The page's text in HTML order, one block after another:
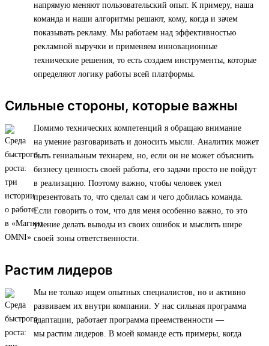
напрямую меняют пользовательский опыт. К примеру, наша
команда и наши алгоритмы решают, кому, когда и зачем
показывать рекламу. Мы работаем над эффективностью
рекламной выручки и применяем инновационные
технические решения, то есть создаем инструменты, которые
определяют логику работы всей платформы.
Сильные стороны, которые важны
Помимо технических компетенций я обращаю внимание
на умение разговаривать и доносить мысли. Аналитик может
быть гениальным технарем, но, если он не может объяснить
бизнесу ценность своей работы, его задачи просто не пойдут
в реализацию. Поэтому важно, чтобы человек умел
презентовать то, что сделал сам и чего добилась команда.
Если говорить о том, что для меня особенно важно, то это
умение делать выводы из своих ошибок и мыслить шире
своей зоны ответственности.
Растим лидеров
Мы не только ищем опытных специалистов, но и активно
развиваем их внутри компании. У нас сильная программа
адаптации, работает программа преемственности —
мы растим лидеров. В моей команде есть примеры, когда